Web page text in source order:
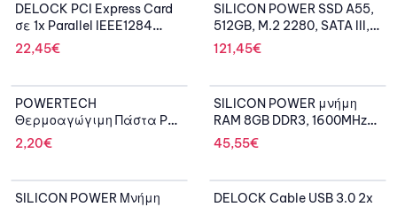
DELOCK PCI Express Card
σε 1x Parallel IEEE1284
90412
22,45€
SILICON POWER SSD A55,
512GB, M.2 2280, SATA III,
560-530MB/s
121,45€
POWERTECH
Θερμοαγώγιμη Πάστα PT-
490, Super Series, 3gr
2,20€
SILICON POWER μνήμη
RAM 8GB DDR3, 1600MHz
PC3-12800, 1.5V
45,55€
SILICON POWER Μνήμη
DELOCK Cable USB 3.0 2x